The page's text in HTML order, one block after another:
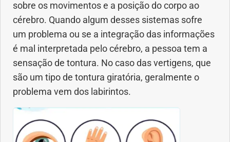
Dermatologia
Diabetes
Dieta e nutrição
Doença autoimune
Doenças infecciosas
sobre os movimentos e a posição do corpo ao
cérebro. Quando algum desses sistemas sofre
um problema ou se a integração das informações
é mal interpretada pelo cérebro, a pessoa tem a
sensação de tontura. No caso das vertigens, que
são um tipo de tontura giratória, geralmente o
problema vem dos labirintos.